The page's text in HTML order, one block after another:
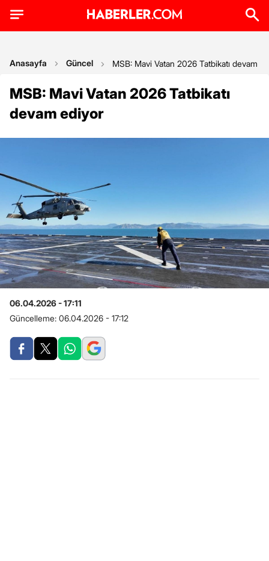
Anasayfa Güncel MSB: Mavi Vatan 2026 Tatbikatı devam
MSB: Mavi Vatan 2026 Tatbikatı
devam ediyor
06.04.2026 - 17:11
Güncelleme: 06.04.2026 - 17:12